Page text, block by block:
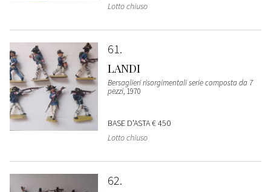
Lotto chiuso
61
LANDI
Bersaglieri risorgimentali serie composta da 7
pezzi, 1970
BASE D'ASTA€ 450
Lotto chiuso
62